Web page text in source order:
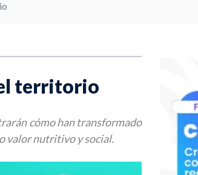
territorio
cómo han transformado
valor nutritivo y social.